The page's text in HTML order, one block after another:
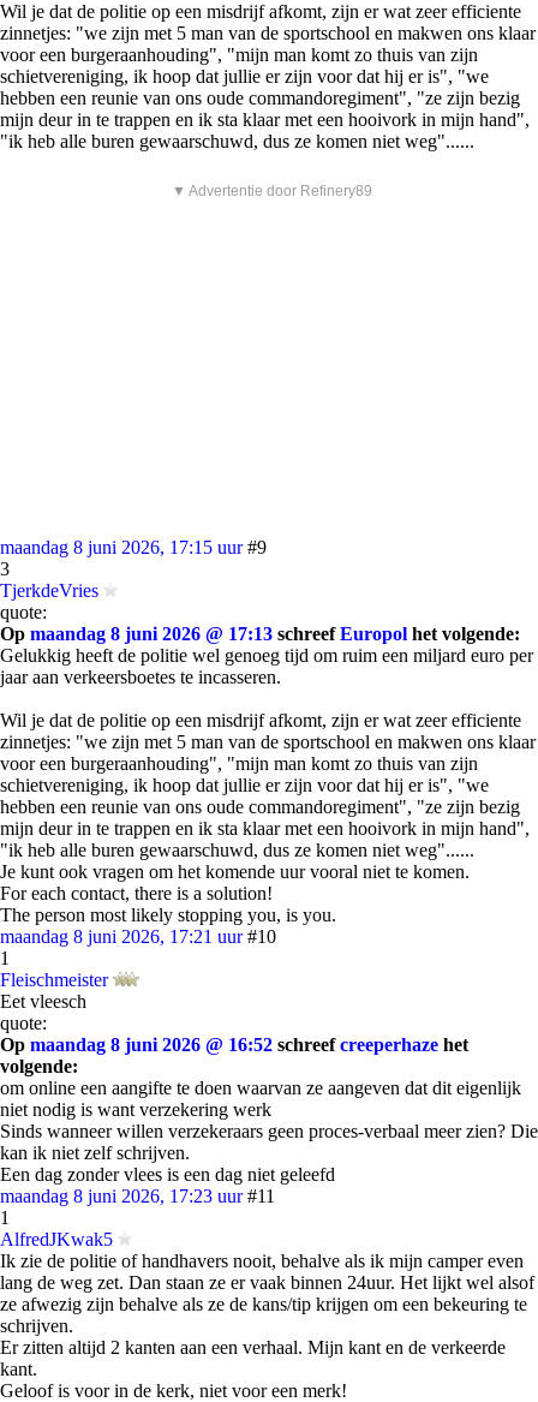
Wil je dat de politie op een misdrijf afkomt, zijn er wat zeer efficiente
zinnetjes: "we zijn met 5 man van de sportschool en makwen ons klaar
voor een burgeraanhouding", "mijn man komt zo thuis van zijn
schietvereniging, ik hoop dat jullie er zijn voor dat hij er is", "we
hebben een reunie van ons oude commandoregiment", "ze zijn bezig
mijn deur in te trappen en ik sta klaar met een hooivork in mijn hand",
"ik heb alle buren gewaarschuwd, dus ze komen niet weg"......
▼ Advertentie door Refinery89
maandag 8 juni 2026, 17:15 uur #9
3
TjerkdeVries
quote:
Op maandag 8 juni 2026 @ 17:13 schreefEuropol het volgende:
Gelukkig heeft de politie wel genoeg tijd om ruim een miljard euro per
jaar aan verkeersboetes te incasseren.
Wil je dat de politie op een misdrijf afkomt, zijn er wat zeer efficiente
zinnetjes: "we zijn met 5 man van de sportschool en makwen ons klaar
voor een burgeraanhouding", "mijn man komt zo thuis van zijn
schietvereniging, ik hoop dat jullie er zijn voor dat hij er is", "we
hebben een reunie van ons oude commandoregiment", "ze zijn bezig
mijn deur in te trappen en ik sta klaar met een hooivork in mijn hand",
"ik heb alle buren gewaarschuwd, dus ze komen niet weg"......
Je kunt ook vragen om het komende uur vooral niet te komen.
For each contact, there is a solution!
The person most likely stopping you, is you.
maandag 8 juni 2026, 17:21 uur #10
1
Fleischmeister
Eet vleesch
quote:
Op maandag 8 juni 2026 @ 16:52 schreefcreeperhaze het
volgende:
om online een aangifte te doen waarvan ze aangeven dat dit eigenlijk
niet nodig is want verzekering werk
Sinds wanneer willen verzekeraars geen proces-verbaal meer zien? Die
kan ik niet zelf schrijven.
Een dag zonder vlees is een dag niet geleefd
maandag 8 juni 2026, 17:23 uur #11
1
AlfredJKwak5
Ik zie de politie of handhavers nooit, behalve als ik mijn camper even
lang de weg zet. Dan staan ze er vaak binnen 24uur. Het lijkt wel alsof
ze afwezig zijn behalve als ze de kans/tip krijgen om een bekeuring te
schrijven.
Er zitten altijd 2 kanten aan een verhaal. Mijn kant en de verkeerde
kant.
Geloof is voor in de kerk, niet voor een merk!